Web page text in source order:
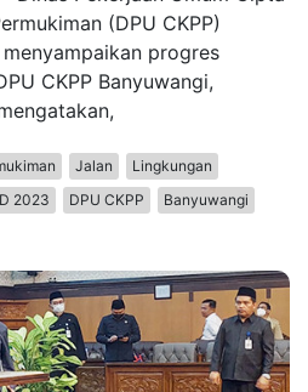
(DPU CKPP)
progres
CKPP Banyuwangi,
Jalan
Lingkungan
2023 DPU CKPP Banyuwangi